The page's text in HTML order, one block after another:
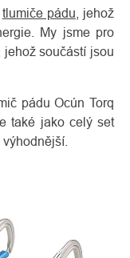
tlumiče pádu , jehož
My jsme pro
, jehož součástí jsou
pádu Ocún Torq
také jako celý set
výhodnější.